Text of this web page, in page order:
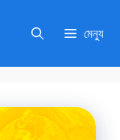
মেন্যু